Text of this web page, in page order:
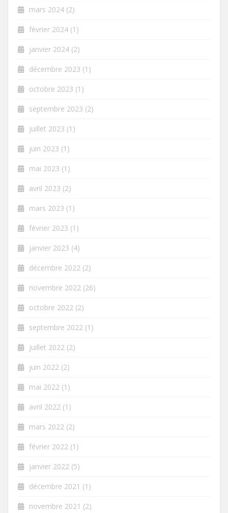
mars 2024 (2)
février 2024 (1)
janvier 2024 (2)
décembre 2023 (1)
octobre 2023 (1)
septembre 2023 (2)
juillet 2023 (1)
juin 2023 (1)
mai 2023 (1)
avril 2023 (2)
mars 2023 (1)
février 2023 (1)
janvier 2023 (4)
décembre 2022 (2)
novembre 2022 (26)
octobre 2022 (2)
septembre 2022 (1)
juillet 2022 (2)
juin 2022 (2)
mai 2022 (1)
avril 2022 (1)
mars 2022 (2)
février 2022 (1)
janvier 2022 (5)
décembre 2021 (1)
novembre 2021 (2)